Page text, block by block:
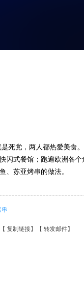
党，两人都热爱美食。
闪式餐馆；跑遍欧洲各
、苏亚烤串的做法。
串
复制链接】【 转发邮件】